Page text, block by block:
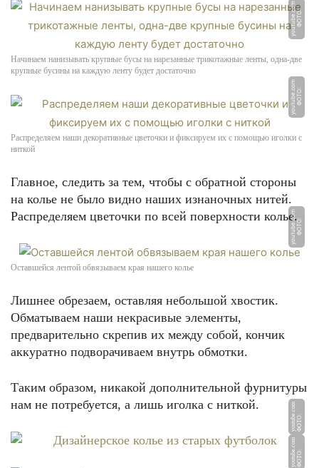
Ф
О
Т
О:
y
o
u
t
u
b
e.
c
o
m
Начинаем нанизывать крупные бусы на нарезанные трикотажные ленты, одна-две
крупные бусины на каждую ленту будет достаточно
Ф
О
Т
О:
y
o
u
t
u
b
e.
c
o
m
Распределяем наши декоративные цветочки и фиксируем их с помощью иголки с
ниткой
Главное, следить за тем, чтобы с обратной стороны
на колье не было видно наших изнаночных нитей.
Распределяем цветочки по всей поверхности колье.
Ф
О
Т
О:
y
o
u
t
u
b
e.
c
o
m
Оставшейся лентой обвязываем края нашего колье
Лишнее обрезаем, оставляя небольшой хвостик.
Обматываем наши некрасивые элементы,
предварительно скрепив их между собой, кончик
аккуратно подворачиваем внутрь обмотки.
Таким образом, никакой дополнительной фурнитуры
нам не потребуется, а лишь иголка с ниткой.
Ф
О
Т
О:
y
o
ut
u
b
e.
c
o
m
Ф
О
Т
О:
y
o
ut
u
b
e.
c
o
m